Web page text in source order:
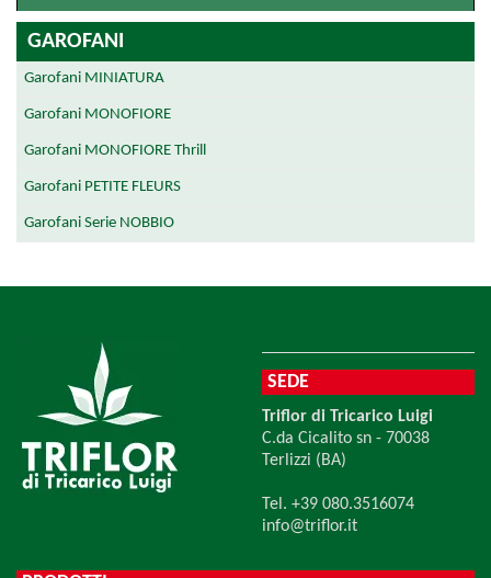
GAROFANI
Garofani MINIATURA
Garofani MONOFIORE
Garofani MONOFIORE Thrill
Garofani PETITE FLEURS
Garofani Serie NOBBIO
SEDE
Triflor di Tricarico Luigi
C.da Cicalito sn - 70038
Terlizzi (BA)
Tel. +39 080.3516074
info@triflor.it